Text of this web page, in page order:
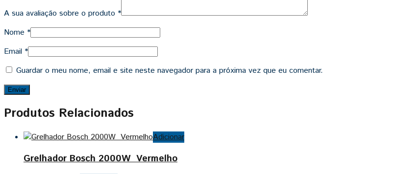
A sua avaliação sobre o produto *
Nome *
Email *
Guardar o meu nome, email e site neste navegador para a próxima vez que eu comentar.
Produtos Relacionados
Adicionar
Grelhador Bosch 2000W Vermelho